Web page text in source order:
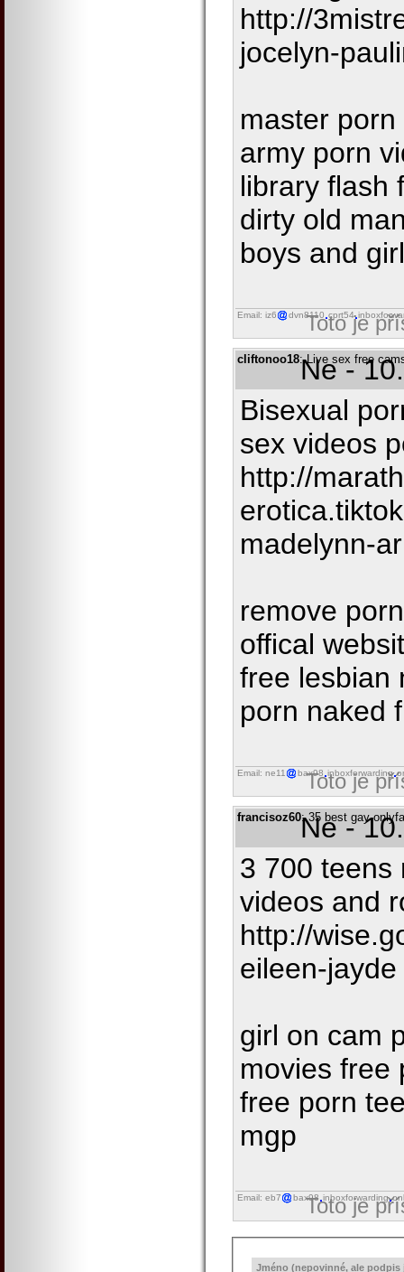
http://
jocelyn-
master
army porn
library flash
dirty old
boys and
Email: iz6 dvn8110 cprt54
Toto je
cliftonoo18: Live sex free
Ne -
Bisexual
sex videos
http://
madelynn-
remove
offical
free lesbian
porn naked
Email: ne11 bax98 inboxforwarding
Toto je
francisoz60: 35 best gay
Ne -
3 700 teens
videos and
http://
eileen-jayde
girl on cam
movies free
free porn
mgp
Email: eb7 bax98 inboxforwarding
Toto je
Jméno (nepovinné, ale podpis